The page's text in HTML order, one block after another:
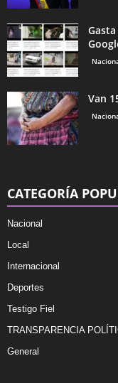
Van
CATEGORÍA
Nacional
Local
Internacional
Deportes
Testigo Fiel
TRANSPARENCIA
General